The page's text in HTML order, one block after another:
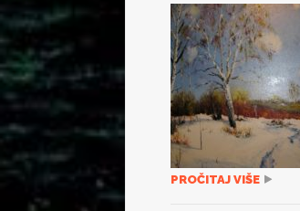
PROČITAJ VIŠE